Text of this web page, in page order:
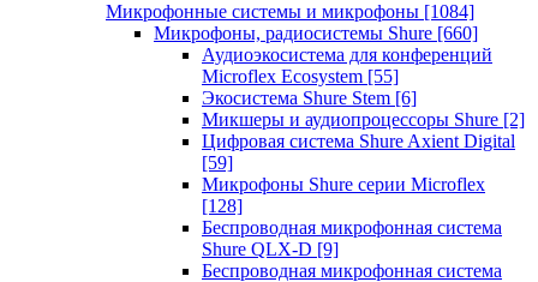
Микрофонные системы и микрофоны [1084]
Микрофоны, радиосистемы Shure [660]
Аудиоэкосистема для конференций
Microflex Ecosystem [55]
Экосистема Shure Stem [6]
Микшеры и аудиопроцессоры Shure [2]
Цифровая система Shure Axient Digital
[59]
Микрофоны Shure серии Microflex
[128]
Беспроводная микрофонная система
Shure QLX-D [9]
Беспроводная микрофонная система